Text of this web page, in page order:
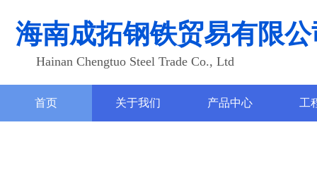
海南成拓钢铁贸易有限
Hainan Chengtuo Steel Trade Co., Ltd
首页 关于我们 产品中心 工